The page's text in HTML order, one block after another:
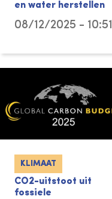
en water herstellen
08/12/2025 - 10:51
KLIMAAT
CO2-uitstoot uit
fossiele